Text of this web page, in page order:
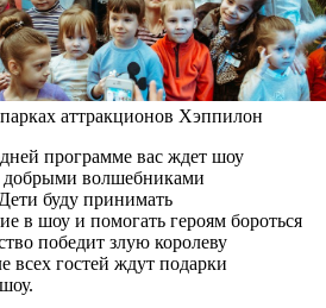
аттракционов Хэппилон
программе вас ждет шоу
волшебниками
буду принимать
в шоу и помогать героям бороться
победит злую королеву
всех гостей ждут подарки